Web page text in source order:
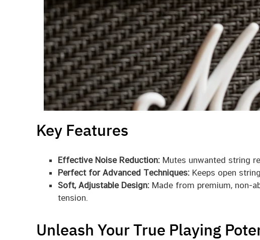
Key Features
Effective Noise Reduction:Mutes unwanted string
Perfect for Advanced Techniques:Keeps open
Soft, Adjustable Design:Made from premium, non-
tension.
Unleash Your True Playing